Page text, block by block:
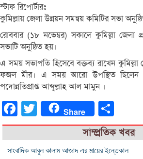
স্টাফ রিপোর্টারঃ
কুমিল্লায় জেলা উন্নয়ন সমন্বয় কমিটির সভা
রোববার (১৮ নভেম্বর) সকালে কুমিল্লা জেলা
সভাটি অনুষ্ঠিত হয়।
এ সময় সভাপতি হিসেবে বক্তব্য রাখেন
ফজল মীর। এ সময় আরো উপস্থিত ছিলেন
পদোন্নতিপ্রাপ্ত আব্দুল্লাহ আল মামুন ।
FacebookTwitter Share
সাম্প্রতিক খবর
সাংবাদিক আবুল কালাম আজাদ এর মায়ের ইন্তেকাল